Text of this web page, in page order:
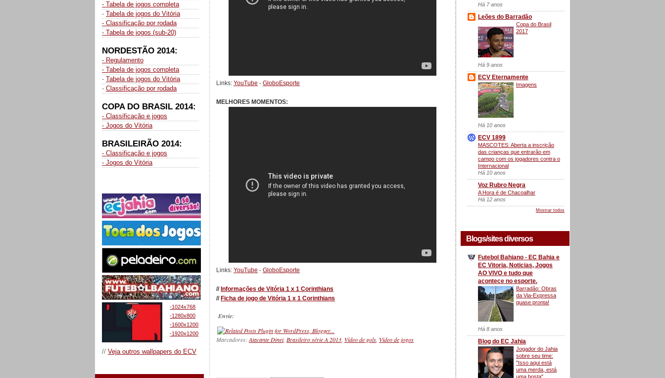
- Tabela de jogos completa
- Tabela de jogos do Vitória
- Classificação por rodada
- Tabela de jogos (sub-20)
NORDESTÃO 2014:
- Regulamento
- Tabela de jogos completa
- Tabela de jogos do Vitória
- Classificação por rodada
COPA DO BRASIL 2014:
- Classificação e jogos
- Jogos do Vitória
BRASILEIRÃO 2014:
- Classificação e jogos
- Jogos do Vitória
-1024x768
-1280x800
-1600x1200
-1920x1200
// Veja outros wallpapers do ECV
Links: YouTube - GloboEsporte
MELHORES MOMENTOS:
Links: YouTube - GloboEsporte
// Informações de Vitória 1 x 1 Corinthians
// Ficha de jogo de Vitória 1 x 1 Corinthians
Envie:
Marcadores:Atacante Dinei, Brasileiro série A 2013, Vídeo de gols, Vídeo de jogos
Há 7 anos
Leões do Barradão
Copa do Brasil
2017
Há 9 anos
ECV Eternamente
Imagens
Há 10 anos
ECV 1899
MASCOTES: Aberta a inscrição
das crianças que entrarão em
campo com os jogadores contra o
Internacional
Há 10 anos
Voz Rubro Negra
A Hora é de Chacoalhar
Há 12 anos
Mostrar todos
Blogs/sites diversos
Futebol Bahiano - EC Bahia e
EC Vitoria, Noticias, Jogos
AO VIVO e tudo que
acontece no esporte.
Barradão: Obras
da Via-Expressa
quase pronta!
Há 8 anos
Blog do EC Jahia
Jogador do Jahia
sobre seu time:
"Isso aqui está
uma merda, está
uma bosta"